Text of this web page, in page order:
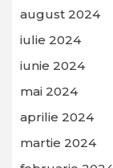
august 2024
iulie 2024
iunie 2024
mai 2024
aprilie 2024
martie 2024